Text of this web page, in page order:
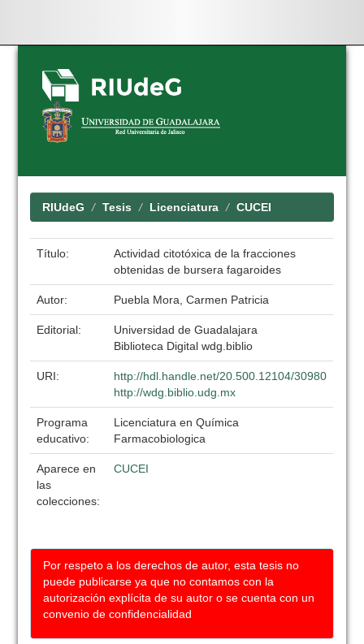
Skip
navigation
RIUdeG Tesis Licenciatura CUCEI
Título:
Actividad citotóxica de la fracciones
obtenidas de bursera fagaroides
Autor: Puebla Mora, Carmen Patricia
Editorial:
Universidad de Guadalajara
Biblioteca Digital wdg.biblio
URI:
http://hdl.handle.net/20.500.12104/30980
http://wdg.biblio.udg.mx
Programa
educativo:
Licenciatura en Química
Farmacobiologica
Aparece en
las
colecciones:
CUCEI
Por respeto a los derechos de autor, esta tesis no
puede publicarse ya que no contamos con la
autorización explícita de su autor o se cuenta con un
convenio de confidencialidad